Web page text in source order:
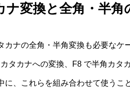
ナ変換と全角・半角
カナの全角・半角変換も必要なケ
タカナへの変換、F8 で半角カタ
に、これらを組み合わせて使うこ